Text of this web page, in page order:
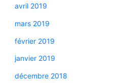
avril 2019
mars 2019
février 2019
janvier 2019
décembre 2018